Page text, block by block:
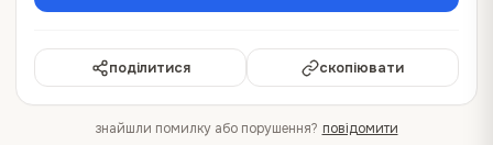
поділитися скопіювати
знайшли помилку або порушення? повідомити